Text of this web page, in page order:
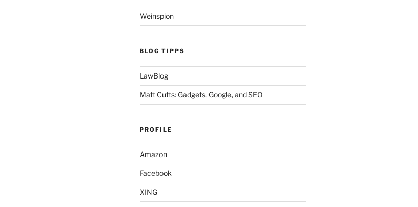
Weinspion
BLOG TIPPS
LawBlog
Matt Cutts: Gadgets, Google, and SEO
PROFILE
Amazon
Facebook
XING